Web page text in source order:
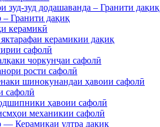
зуд-зуд додашаванда – Гранити дақиқ
– Гранити дақиқ
керамикӣ
керамикии дақиқ
сафолӣ
чоркунҷаи сафолӣ
рости сафолӣ
шинокунандаи ҳавоии сафолӣ
сафолӣ
ҳавоии сафолӣ
механикии сафолӣ
— Керамикаи ултра дақиқ